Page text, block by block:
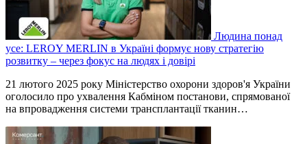
Людина понад
усе: LEROY MERLIN в Україні формує нову стратегію
розвитку – через фокус на людях і довірі
21 лютого 2025 року Міністерство охорони здоров'я України
оголосило про ухвалення Кабміном постанови, спрямованої
на впровадження системи трансплантації тканин…